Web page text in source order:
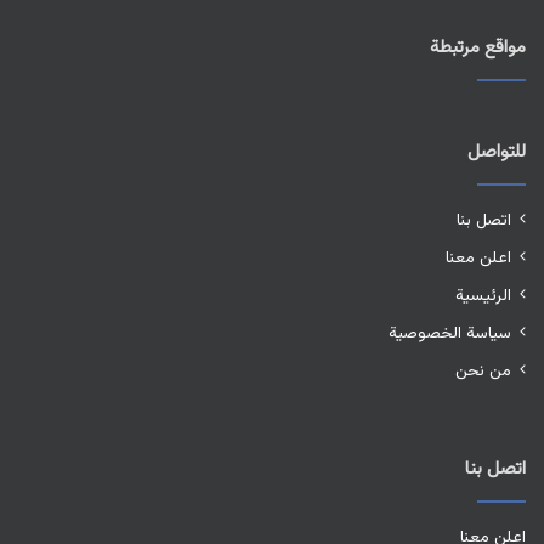
مواقع مرتبطة
للتواصل
اتصل بنا
اعلن معنا
الرئيسية
سياسة الخصوصية
من نحن
اتصل بنا
اعلن معنا